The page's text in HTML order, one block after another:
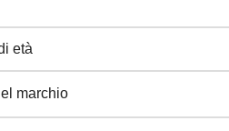
età
marchio